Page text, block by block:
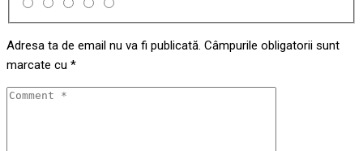
Adresa ta de email nu va fi publicată. Câmpurile obligatorii sunt
marcate cu *